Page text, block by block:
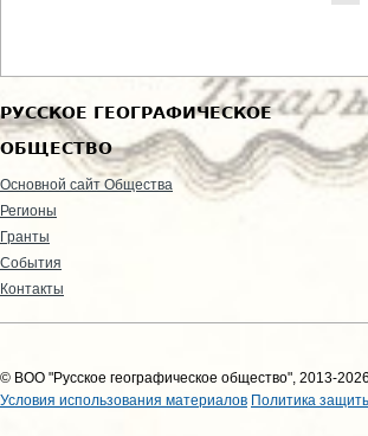
РУССКОЕ ГЕОГРАФИЧЕСКОЕ
ОБЩЕСТВО
Основной сайт Общества
Регионы
Гранты
События
Контакты
© ВОО "Русское географическое общество", 2013-2026
Условия использования материалов Политика